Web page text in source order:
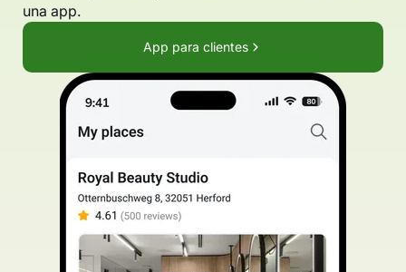
una app.
App para clientes